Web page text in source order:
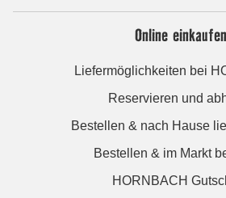
Online einkaufen
Liefermöglichkeiten bei
Reservieren und
Bestellen & nach Hause
Bestellen & im Markt
HORNBACH